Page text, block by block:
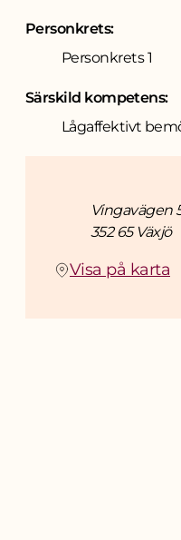
Personkrets:
Personkrets 1
Särskild kompetens:
Lågaffektivt
AdressVingavägen
352 65 Växjö
Visa på karta